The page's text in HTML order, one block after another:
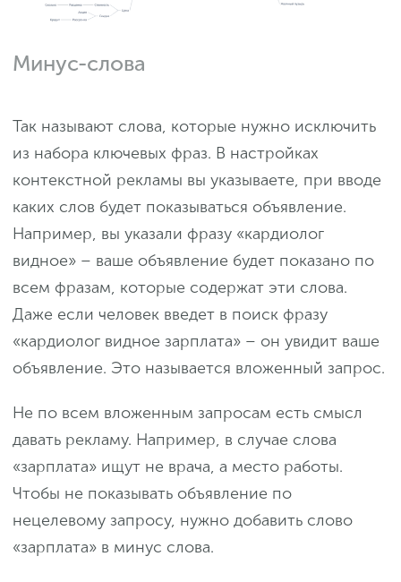
Минус-слова
Так называют слова, которые нужно исключить
из набора ключевых фраз. В настройках
контекстной рекламы вы указываете, при вводе
каких слов будет показываться объявление.
Например, вы указали фразу «кардиолог
видное» – ваше объявление будет показано по
всем фразам, которые содержат эти слова.
Даже если человек введет в поиск фразу
«кардиолог видное зарплата» – он увидит ваше
объявление. Это называется вложенный запрос.
Не по всем вложенным запросам есть смысл
давать рекламу. Например, в случае слова
«зарплата» ищут не врача, а место работы.
Чтобы не показывать объявление по
нецелевому запросу, нужно добавить слово
«зарплата» в минус слова.